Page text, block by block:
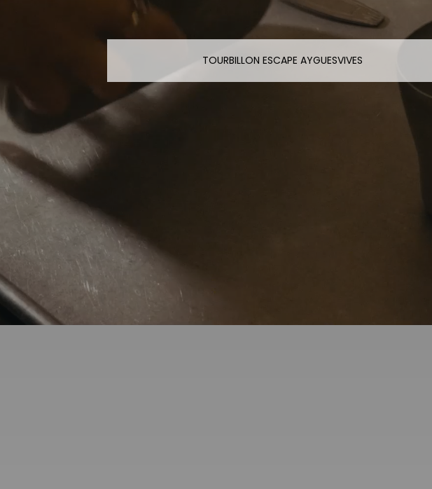
TOURBILLON ESCAPE AYGUESVIVES